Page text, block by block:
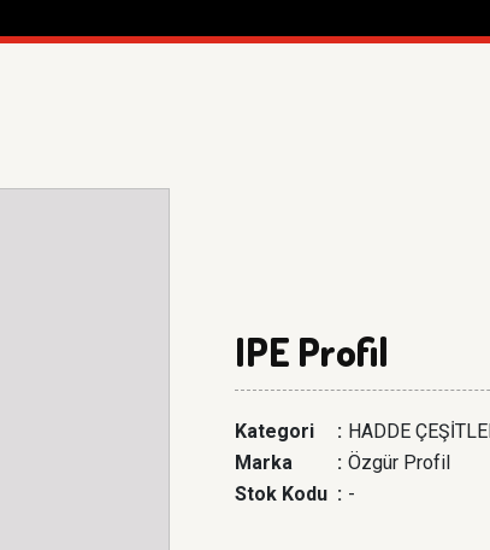
IPE Profil
Kategori : HADDE
Marka
: Özgür Profil
Stok Kodu : -